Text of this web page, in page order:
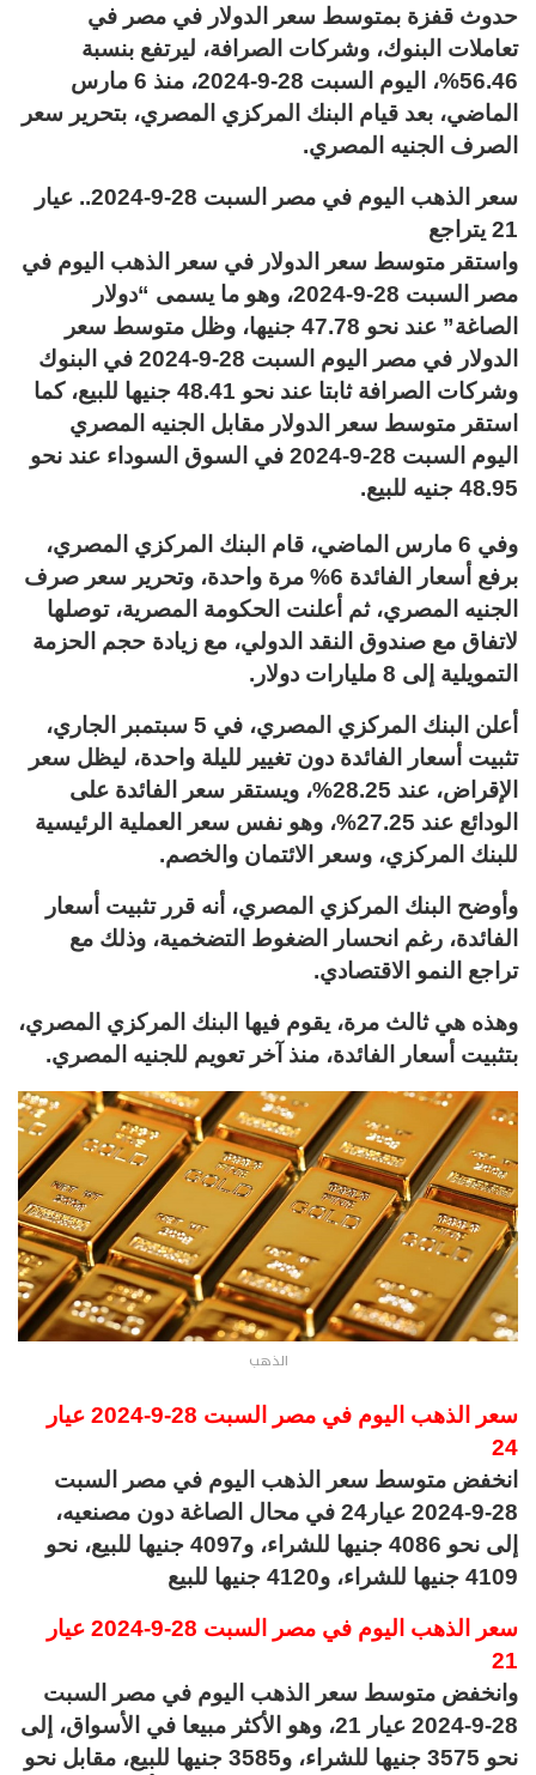
حدوث قفزة بمتوسط سعر الدولار في مصر في
تعاملات البنوك، وشركات الصرافة، ليرتفع بنسبة
56.46%، اليوم السبت 28-9-2024، منذ 6 مارس
الماضي، بعد قيام البنك المركزي المصري، بتحرير سعر
الصرف الجنيه المصري.
سعر الذهب اليوم في مصر السبت 28-9-2024.. عيار
21 يتراجع
واستقر متوسط سعر الدولار في سعر الذهب اليوم في
مصر السبت 28-9-2024، وهو ما يسمى “دولار
الصاغة” عند نحو 47.78 جنيها، وظل متوسط سعر
الدولار في مصر اليوم السبت 28-9-2024 في البنوك
وشركات الصرافة ثابتا عند نحو 48.41 جنيها للبيع، كما
استقر متوسط سعر الدولار مقابل الجنيه المصري
اليوم السبت 28-9-2024 في السوق السوداء عند نحو
48.95 جنيه للبيع.
وفي 6 مارس الماضي، قام البنك المركزي المصري،
برفع أسعار الفائدة 6% مرة واحدة، وتحرير سعر صرف
الجنيه المصري، ثم أعلنت الحكومة المصرية، توصلها
لاتفاق مع صندوق النقد الدولي، مع زيادة حجم الحزمة
التمويلية إلى 8 مليارات دولار.
أعلن البنك المركزي المصري، في 5 سبتمبر الجاري،
تثبيت أسعار الفائدة دون تغيير لليلة واحدة، ليظل سعر
الإقراض، عند 28.25%، ويستقر سعر الفائدة على
الودائع عند 27.25%، وهو نفس سعر العملية الرئيسية
للبنك المركزي، وسعر الائتمان والخصم.
وأوضح البنك المركزي المصري، أنه قرر تثبيت أسعار
الفائدة، رغم انحسار الضغوط التضخمية، وذلك مع
تراجع النمو الاقتصادي.
وهذه هي ثالث مرة، يقوم فيها البنك المركزي المصري،
بتثبيت أسعار الفائدة، منذ آخر تعويم للجنيه المصري.
الذهب
سعر الذهب اليوم في مصر السبت 28-9-2024 عيار
24
انخفض متوسط سعر الذهب اليوم في مصر السبت
28-9-2024 عيار24 في محال الصاغة دون مصنعيه،
إلى نحو 4086 جنيها للشراء، و4097 جنيها للبيع، نحو
4109 جنيها للشراء، و4120 جنيها للبيع
سعر الذهب اليوم في مصر السبت 28-9-2024 عيار
21
وانخفض متوسط سعر الذهب اليوم في مصر السبت
28-9-2024 عيار 21، وهو الأكثر مبيعا في الأسواق، إلى
نحو 3575 جنيها للشراء، و3585 جنيها للبيع، مقابل نحو